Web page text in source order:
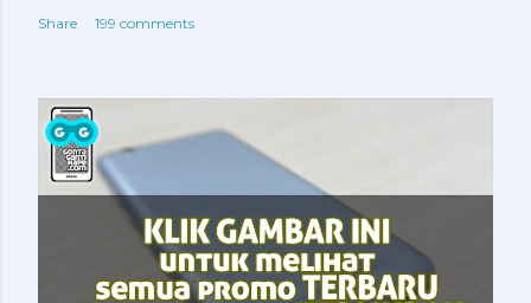
Share 199 comments